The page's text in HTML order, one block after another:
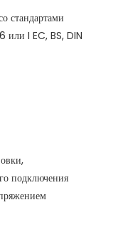
стандартами
I EC, BS, DIN
подключения